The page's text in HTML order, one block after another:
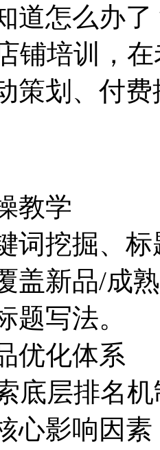
道怎么办
铺培训，
策划、付
教学
词挖掘、
盖新品/成
题写法。
优化体系
底层排名
心影响因